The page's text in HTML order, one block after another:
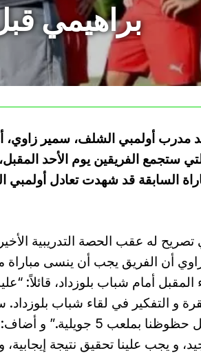
براهيمي
مدرب أولمبي الشلف، سمير زاوي،
السابقة قد شهدت تعادل
له عقب الحصة التدريبية
أن الفريق يجب أن ينسى مباراة
المقبل أمام شباب بلوزداد، قائلاً:
و التفكير في لقاء شباب
كامل حظوظنا بملعب 5
و يجب علينا تحقيق نتيجة